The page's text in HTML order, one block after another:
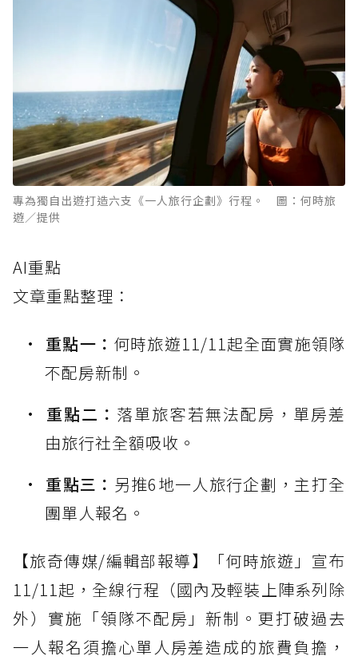
專為獨自出遊打造六支《一人旅行企劃》行程。 圖：何時旅
遊／提供
AI重點
文章重點整理：
重點一： 何時旅遊11/11起全面實施領隊
不配房新制。
重點二： 落單旅客若無法配房，單房差
由旅行社全額吸收。
重點三： 另推6地一人旅行企劃，主打全
團單人報名。
【旅奇傳媒/編輯部報導】「何時旅遊」宣布
11/11起，全線行程（國內及輕裝上陣系列除
外）實施「領隊不配房」新制。更打破過去
一人報名須擔心單人房差造成的旅費負擔，